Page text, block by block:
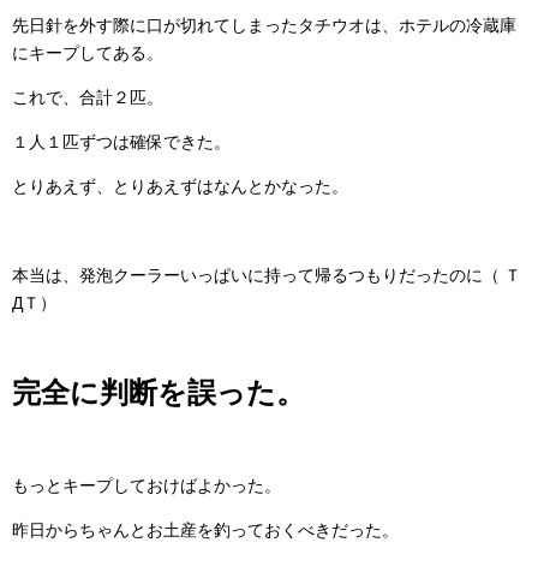
先日針を外す際に口が切れてしまったタチウオは、ホテルの冷蔵庫
にキープしてある。
これで、合計２匹。
１人１匹ずつは確保できた。
とりあえず、とりあえずはなんとかなった。
本当は、発泡クーラーいっぱいに持って帰るつもりだったのに（ Ｔ
ДＴ）
完全に判断を誤った。
もっとキープしておけばよかった。
昨日からちゃんとお土産を釣っておくべきだった。